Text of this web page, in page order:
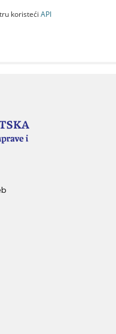
koristeći API